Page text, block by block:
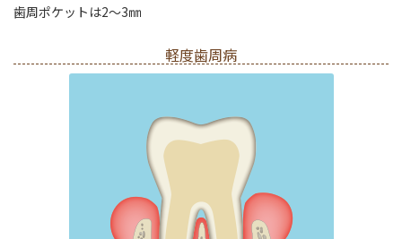
歯周ポケットは2～3㎜
軽度歯周病